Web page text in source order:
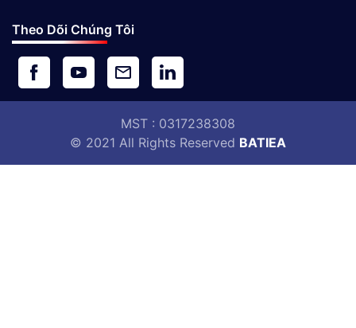
Theo Dõi Chúng Tôi
MST : 0317238308
© 2021 All Rights Reserved BATIEA